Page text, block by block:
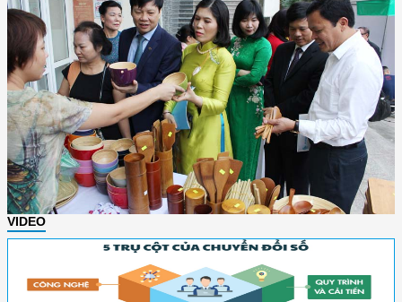
VIDEO